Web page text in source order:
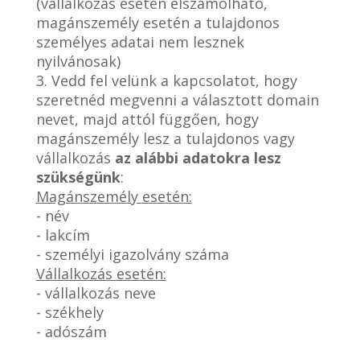
magánszemély esetén a tulajdonos
személyes adatai nem lesznek
nyilvánosak)
3. Vedd fel velünk a kapcsolatot, hogy
szeretnéd megvenni a választott domain
nevet, majd attól függően, hogy
magánszemély lesz a tulajdonos vagy
vállalkozás az alábbi adatokra lesz
szükségünk:
Magánszemély esetén:
- név
- lakcím
- személyi igazolvány száma
Vállalkozás esetén:
- vállalkozás neve
- székhely
- adószám